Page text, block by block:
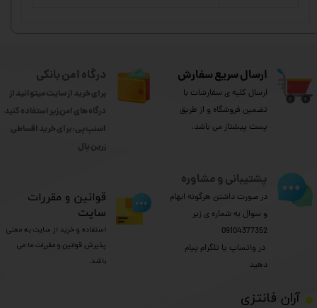
ارسال سریع سفارش
ارسال کلیه ی سفارشات با
تضمین فروشگاه و از طریق
پست پیشتاز می باشد.
​آران فانتزی
درگاه امن بانکی
برای خرید از سایت میتوانید از
درگاه های امن زیر استفاده کنید
اسنپ پی: برای خرید اقساطی
​​​​​​​زرین پال
پشتیبانی و مشاوره
در صورت داشتن هرگونه ابهام
و سوال به شماره ی زیر
09104377352
​​​​​​​ در واتساپ یا تلگرام پیام
دهید
​قوانین و مقررات
سایت
استفاده و خرید از سایت به معنی
پذیرش قوانین و مقررات ما می
باشد.